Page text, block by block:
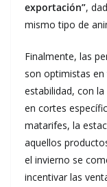
exportación”,
mismo tipo de
Finalmente, las
son optimistas
estabilidad, con
en cortes
matarifes, la
aquellos
el invierno se
incentivar las